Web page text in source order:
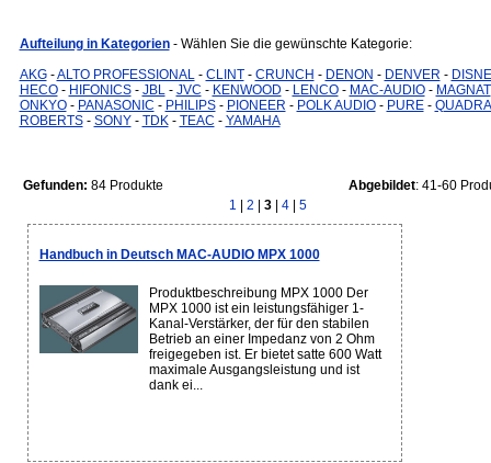
Aufteilung in Kategorien - Wählen Sie die gewünschte Kategorie:
AKG-ALTO PROFESSIONAL- CLINT- CRUNCH - DENON - DENVER -
HECO- HIFONICS- JBL- JVC - KENWOOD - LENCO- MAC-AUDIO- MAGNAT
ONKYO- PANASONIC - PHILIPS- PIONEER - POLK AUDIO- PURE-
ROBERTS- SONY- TDK- TEAC - YAMAHA
Gefunden: 84 Produkte Abgebildet: 41-60
1
2 3 4 5
Handbuch in Deutsch MAC-AUDIO MPX 1000
Produktbeschreibung MPX 1000 Der
MPX 1000 ist ein leistungsfähiger 1-
Kanal-Verstärker, der für den stabilen
Betrieb an einer Impedanz von 2 Ohm
freigegeben ist. Er bietet satte 600 Watt
maximale Ausgangsleistung und ist
dank ei...